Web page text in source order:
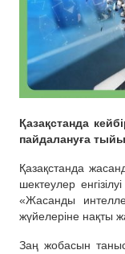
Қазақстанда
пайдалануға
Қазақстанда
шектеулер
«Жасанды
жүйелеріне нақты
Заң жобасын